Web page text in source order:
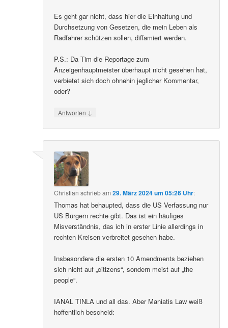
Es geht gar nicht, dass hier die Einhaltung und
Durchsetzung von Gesetzen, die mein Leben als
Radfahrer schützen sollen, diffamiert werden.
P.S.: Da Tim die Reportage zum
Anzeigenhauptmeister überhaupt nicht gesehen hat,
verbietet sich doch ohnehin jeglicher Kommentar,
oder?
Antworten ↓
Christian schriebam29. März 2024 um 05:26 Uhr:
Thomas hat behaupted, dass die US Verfassung nur
US Bürgern rechte gibt. Das ist ein häufiges
Misverständnis, das ich in erster Linie allerdings in
rechten Kreisen verbreitet gesehen habe.
Insbesondere die ersten 10 Amendments beziehen
sich nicht auf „citizens“, sondern meist auf „the
people“.
IANAL TINLA und all das. Aber Maniatis Law weiß
hoffentlich bescheid: